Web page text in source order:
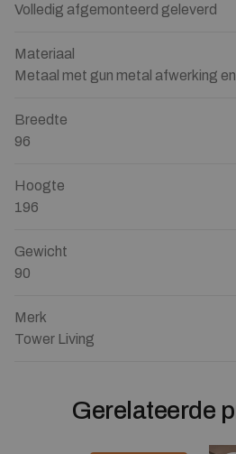
Volledig afgemonteerd geleverd
Materiaal
Metaal met gun metal afwerking
Breedte
96
Hoogte
196
Gewicht
90
Merk
Tower Living
Gerelateerde